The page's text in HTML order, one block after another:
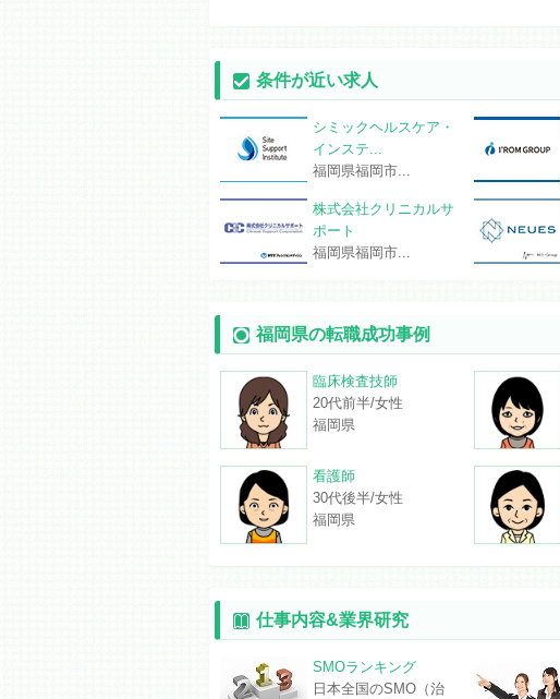
条件が近い求人
シミックヘルスケア・
インステ...
福岡県福岡市...
株式会社クリニカルサ
ポート
福岡県福岡市...
福岡県の転職成功事例
臨床検査技師
20代前半/女性
福岡県
看護師
30代後半/女性
福岡県
仕事内容&業界研究
SMOランキング
日本全国のSMO（治